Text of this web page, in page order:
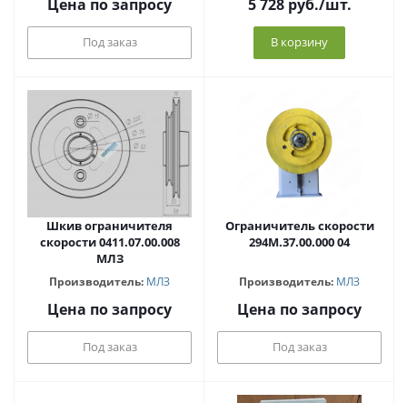
Цена по запросу
Под заказ
5 728руб./шт.
В корзину
Шкив ограничителя
скорости 0411.07.00.008
МЛЗ
Производитель: МЛЗ
Цена по запросу
Под заказ
Ограничитель скорости
294М.37.00.000 04
Производитель: МЛЗ
Цена по запросу
Под заказ